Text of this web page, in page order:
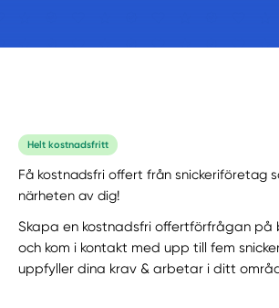
Helt kostnadsfritt
Få kostnadsfri offert från snickeriföretag
närheten av dig!
Skapa en kostnadsfri offertförfrågan
och kom i kontakt med upp till fem
uppfyller dina krav & arbetar i ditt